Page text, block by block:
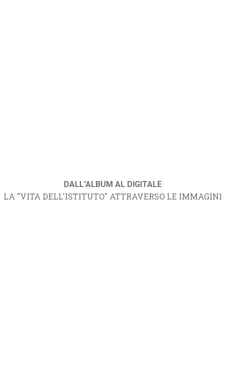
DALL'ALBUM AL DIGITALE
LA "VITA DELL'ISTITUTO" ATTRAVERSO LE IMMAGINI